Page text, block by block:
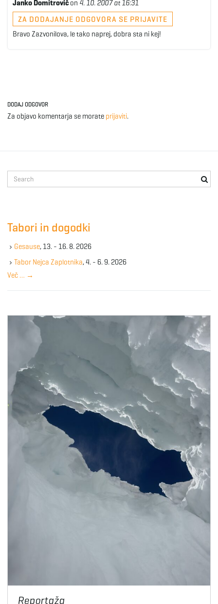
Janko Domitrovič on 4. 10. 2007 at 16:31
ZA DODAJANJE ODGOVORA SE PRIJAVITE
Bravo Zazvonilova, le tako naprej, dobra sta ni kej!
DODAJ ODGOVOR
Za objavo komentarja se morate prijaviti.
e
e
y
w
r
Tabori in dogodki
Gesause, 13. - 16. 8. 2026
Tabor Nejca Zaplotnika, 4. - 6. 9. 2026
Več … →